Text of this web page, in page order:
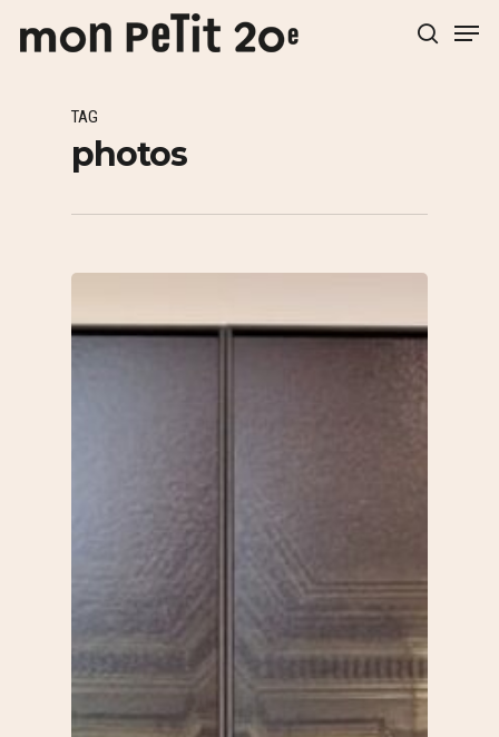
Hit enter to search or ESC to close
TAG
photos